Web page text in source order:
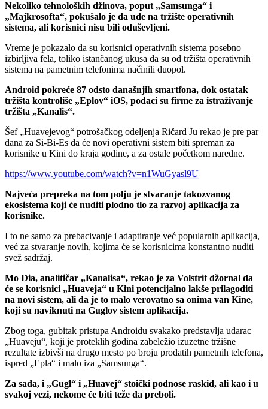
Nekoliko tehnoloških džinova, poput „Samsunga“ i
„Majkrosofta“, pokušalo je da uđe na tržište operativnih
sistema, ali korisnici nisu bili oduševljeni.
Vreme je pokazalo da su korisnici operativnih sistema posebno
izbirljiva fela, toliko istančanog ukusa da su od tržišta operativnih
sistema na pametnim telefonima načinili duopol.
Android pokreće 87 odsto današnjih smartfona, dok ostatak
tržišta kontroliše „Eplov“ iOS, podaci su firme za istraživanje
tržišta „Kanalis“.
Šef „Huavejevog“ potrošačkog odeljenja Ričard Ju rekao je pre par
dana za Si-Bi-Es da će novi operativni sistem biti spreman za
korisnike u Kini do kraja godine, a za ostale početkom naredne.
https://www.youtube.com/watch?v=n1WuGyasl9U
Najveća prepreka na tom polju je stvaranje takozvanog
ekosistema koji će nuditi plodno tlo za razvoj aplikacija za
korisnike.
I to ne samo za prebacivanje i adaptiranje već popularnih aplikacija,
već za stvaranje novih, kojima će se korisnicima konstantno nuditi
svež sadržaj.
Mo Đia, analitičar „Kanalisa“, rekao je za Volstrit džornal da
će se korisnici „Huaveja“ u Kini potencijalno lakše prilagoditi
na novi sistem, ali da je to malo verovatno sa onima van Kine,
koji su naviknuti na Guglov sistem aplikacija.
Zbog toga, gubitak pristupa Androidu svakako predstavlja udarac
„Huaveju“, koji je proteklih godina zabeležio izuzetne tržišne
rezultate izbivši na drugo mesto po broju prodatih pametnih telefona,
ispred „Epla“ i malo iza „Samsunga“.
Za sada, i „Gugl“ i „Huavej“ stoički podnose raskid, ali kao i u
svakoj vezi, nekome će biti teže da preboli.